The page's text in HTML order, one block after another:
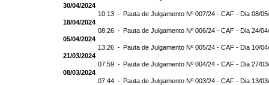
30/04/2024
10:13 - Pauta de Julgamento Nº 007/24 - CAF - Dia 08/
18/04/2024
08:26 - Pauta de Julgamento Nº 006/24 - CAF - Dia 24/
05/04/2024
13:26 - Pauta de Julgamento Nº 005/24 - CAF - Dia 10/
21/03/2024
07:59 - Pauta de Julgamento Nº 004/24 - CAF - Dia 27/
08/03/2024
07:44 - Pauta de Julgamento Nº 003/24 - CAF - Dia 13/